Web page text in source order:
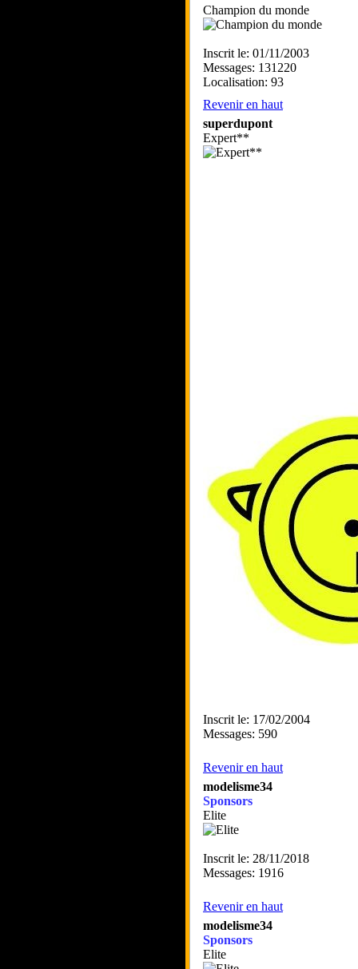
Champion du monde
Inscrit le: 01/11/2003
Messages: 131220
Localisation: 93
Revenir en haut
superdupont
Expert**
Inscrit le: 17/02/2004
Messages: 590
Revenir en haut
modelisme34
Sponsors
Elite
Inscrit le: 28/11/2018
Messages: 1916
Revenir en haut
modelisme34
Sponsors
Elite